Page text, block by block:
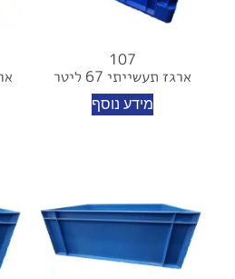
107
ארגז תעשייתי 67 ליטר
מידע נוסף